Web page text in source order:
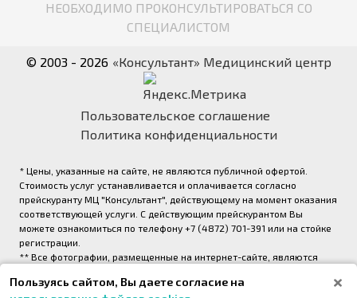
НЕОБХОДИМО ПРОКОНСУЛЬТИРОВАТЬСЯ СО
СПЕЦИАЛИСТОМ
© 2003 - 2026 «Консультант» Медицинский центр
Пользовательское соглашение
Политика конфиденциальности
* Цены, указанные на сайте, не являются публичной офертой.
Стоимость услуг устанавливается и оплачивается согласно
прейскуранту МЦ "Консультант", действующему на момент оказания
соответствующей услуги. С действующим прейскурантом Вы
можете ознакомиться по телефону +7 (4872) 701-391 или на стойке
регистрации.
** Все фотографии, размещенные на интернет-сайте, являются
«Консультант» (правообладатель ООО «Медрейд»)
Пользуясь сайтом, Вы даете согласие на